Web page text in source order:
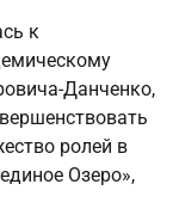
к
Данченко,
ролей в
Озеро»,